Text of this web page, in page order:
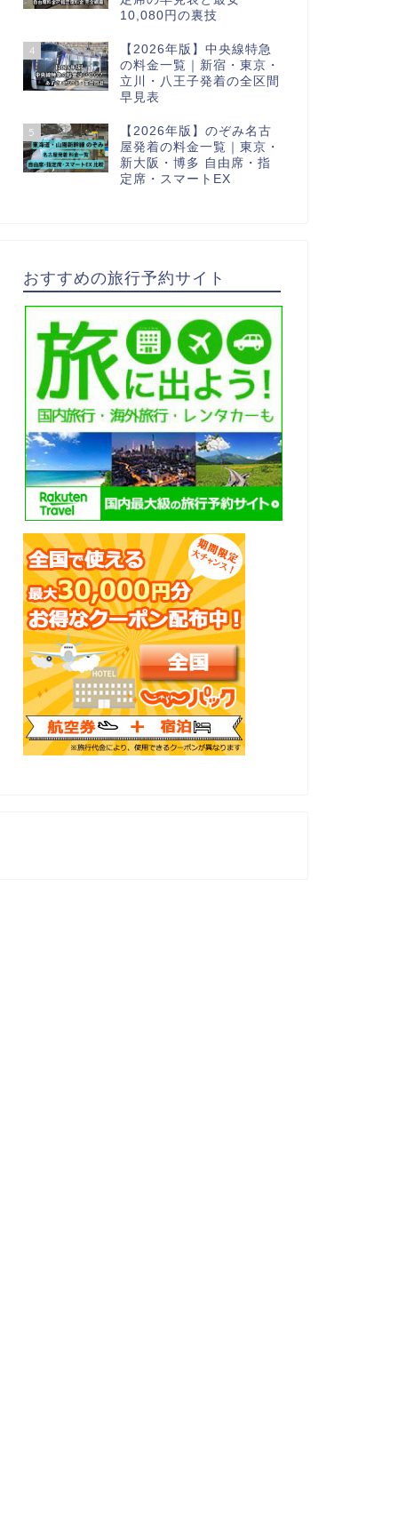
10,080円の裏技
4
【2026年版】中央線特急
の料金一覧｜新宿・東京・
立川・八王子発着の全区間
早見表
5
【2026年版】のぞみ名古
屋発着の料金一覧｜東京・
新大阪・博多 自由席・指
定席・スマートEX
おすすめの旅行予約サイト